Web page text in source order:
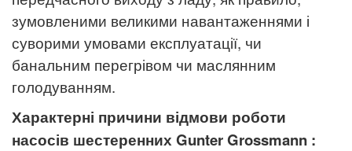
зумовленими великими навантаженнями і
суворими умовами експлуатації, чи
банальним перегрівом чи маслянним
голодуванням.
Характерні причини відмови роботи
насосів шестереннихGunter Grossmann :